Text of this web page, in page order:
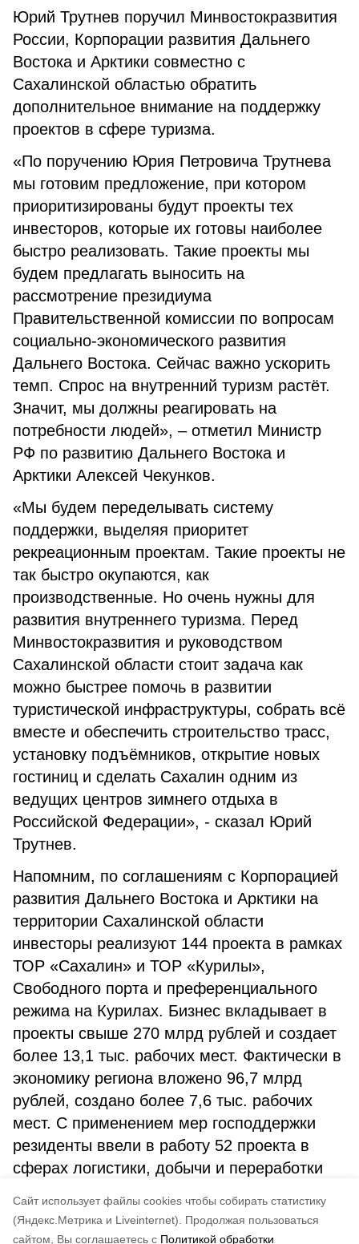
Cайт использует файлы cookies чтобы собирать статистику
(Яндекс.Метрика и Liveinternet).
Продолжая пользоваться
сайтом, Вы соглашаетесь с Политикой обработки
Юрий Трутнев поручил Минвостокразвития
России, Корпорации развития Дальнего
Востока и Арктики совместно с
Сахалинской областью обратить
дополнительное внимание на поддержку
проектов в сфере туризма.
«По поручению Юрия Петровича Трутнева
мы готовим предложение, при котором
приоритизированы будут проекты тех
инвесторов, которые их готовы наиболее
быстро реализовать. Такие проекты мы
будем предлагать выносить на
рассмотрение президиума
Правительственной комиссии по вопросам
социально-экономического развития
Дальнего Востока. Сейчас важно ускорить
темп. Спрос на внутренний туризм растёт.
Значит, мы должны реагировать на
потребности людей», – отметил Министр
РФ по развитию Дальнего Востока и
Арктики Алексей Чекунков.
«Мы будем переделывать систему
поддержки, выделяя приоритет
рекреационным проектам. Такие проекты не
так быстро окупаются, как
производственные. Но очень нужны для
развития внутреннего туризма. Перед
Минвостокразвития и руководством
Сахалинской области стоит задача как
можно быстрее помочь в развитии
туристической инфраструктуры, собрать всё
вместе и обеспечить строительство трасс,
установку подъёмников, открытие новых
гостиниц и сделать Сахалин одним из
ведущих центров зимнего отдыха в
Российской Федерации», - сказал Юрий
Трутнев.
Напомним, по соглашениям с Корпорацией
развития Дальнего Востока и Арктики на
территории Сахалинской области
инвесторы реализуют 144 проекта в рамках
ТОР «Сахалин» и ТОР «Курилы»,
Свободного порта и преференциального
режима на Курилах. Бизнес вкладывает в
проекты свыше 270 млрд рублей и создает
более 13,1 тыс. рабочих мест. Фактически в
экономику региона вложено 96,7 млрд
рублей, создано более 7,6 тыс. рабочих
мест. С применением мер господдержки
резиденты ввели в работу 52 проекта в
сферах логистики, добычи и переработки
добычи полезных ископаемых и других.